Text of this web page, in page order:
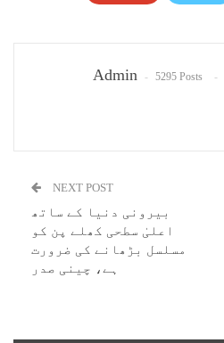
Admin 5295 Posts
NEXT POST
بیرونی دنیا کے ساتھ
اعلیٰ سطحی کھلے پن کو
مسلسل بڑھانے کی ضرورت
ہے، چینی صدر